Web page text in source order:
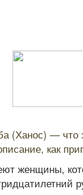
(Ханос) — что
как
женщины,